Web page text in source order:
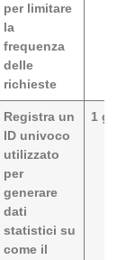
per limitare
la
frequenza
delle
richieste
Registra un
ID univoco
utilizzato
per
generare
dati
statistici su
come il
1